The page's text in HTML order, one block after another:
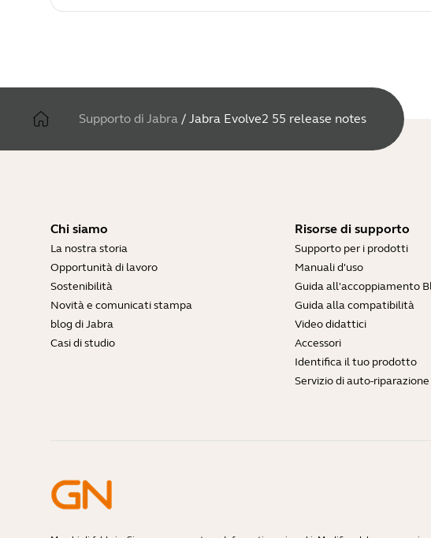
Supporto di Jabra / Jabra Evolve2 55 release notes
Chi siamo
La nostra storia
Opportunità di lavoro
Sostenibilità
Novità e comunicati stampa
blog di Jabra
Casi di studio
Risorse di supporto
Supporto per i prodotti
Manuali d'uso
Guida all'accoppiamento
Guida alla compatibilità
Video didattici
Accessori
Identifica il tuo prodotto
Servizio di auto-riparazione